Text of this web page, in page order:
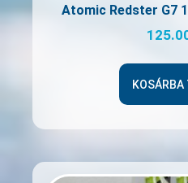
Atomic Redster G7
KOSÁRBA